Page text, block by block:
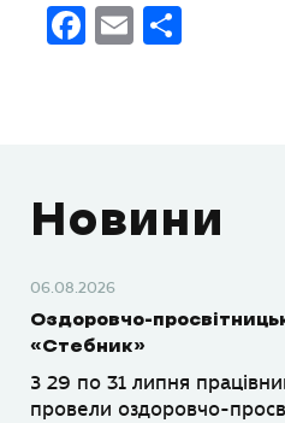
Facebook
Email
Новини
06.08.2026
Оздоровчо-
«Стебник»
З 29 по 31 липня
провели оздоровчо-